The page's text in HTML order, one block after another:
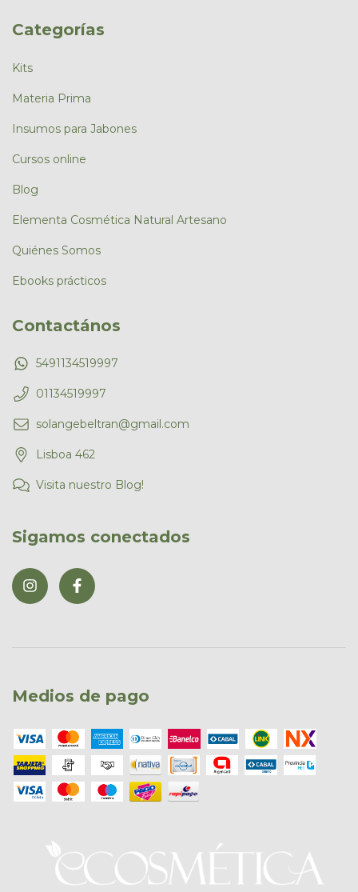
Categorías
Kits
Materia Prima
Insumos para Jabones
Cursos online
Blog
Elementa Cosmética Natural Artesano
Quiénes Somos
Ebooks prácticos
Contactános
5491134519997
01134519997
solangebeltran@gmail.com
Lisboa 462
Visita nuestro Blog!
Sigamos conectados
Medios de pago